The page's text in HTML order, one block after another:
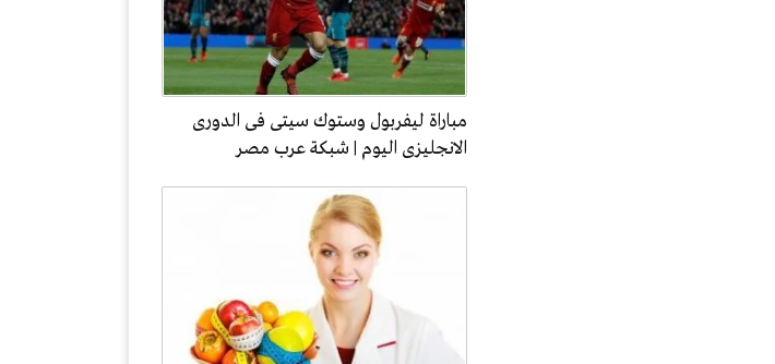
مباراة ليفربول وستوك سيتى فى الدورى
الانجليزى اليوم | شبكة عرب مصر